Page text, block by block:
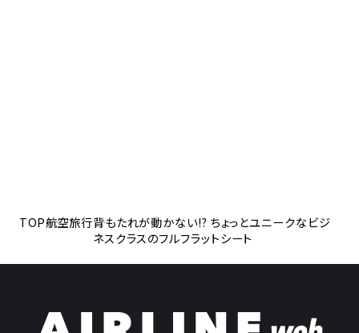
TOP航空旅行背もたれが動かない!? ちょっとユニークなビジ
ネスクラスのフルフラットシート